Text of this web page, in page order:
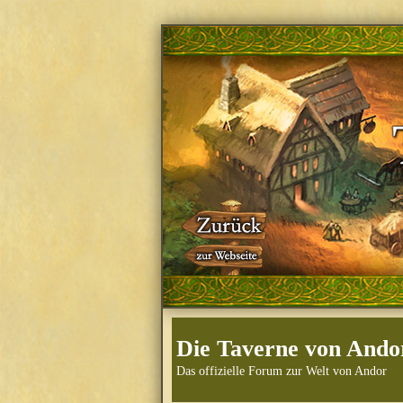
Die Taverne von
Das offizielle Forum zur Welt von Andor